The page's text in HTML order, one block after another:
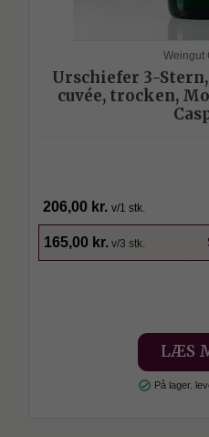
Weingut
Urschiefer 3-
cuvée, trocken,
206,00 kr. v/1 stk.
165,00 kr. v/3 stk.
LÆS
check_circle På lager.